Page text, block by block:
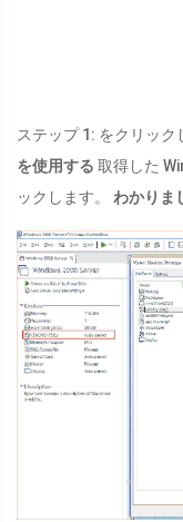
ステップ 1: をクリック
を使用する 取得した
ックします。 わかりま